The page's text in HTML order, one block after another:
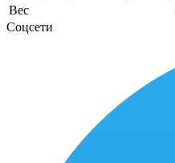
Вес
Соцсети